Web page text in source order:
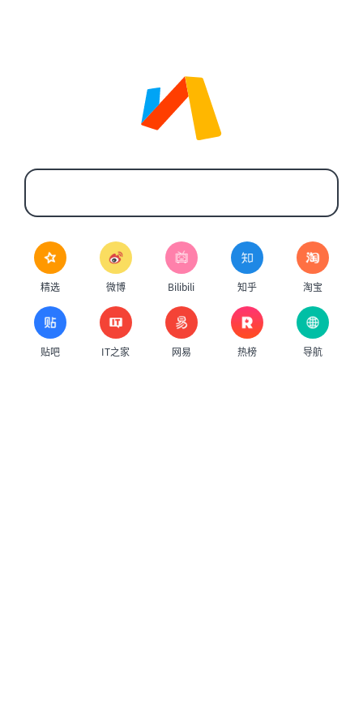
精选 微博 Bilibili 知乎 淘宝
贴吧 IT之家 网易 热榜 导航